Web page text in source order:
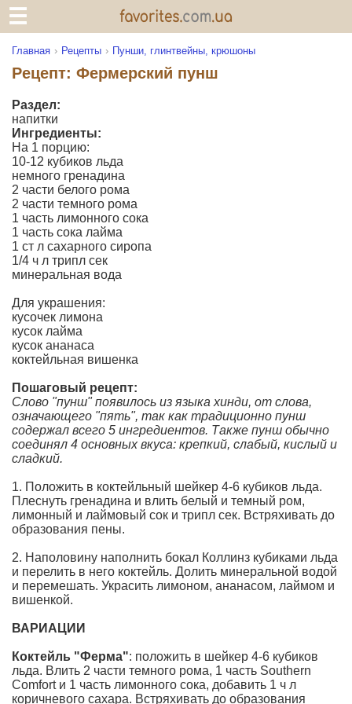
Главная Рецепты Пунши, глинтвейны, крюшоны
Рецепт: Фермерский пунш
Раздел:
напитки
Ингредиенты:
На 1 порцию:
10-12 кубиков льда
немного гренадина
2 части белого рома
2 части темного рома
1 часть лимонного сока
1 часть сока лайма
1 ст л сахарного сиропа
1/4 ч л трипл сек
минеральная вода
Для украшения:
кусочек лимона
кусок лайма
кусок ананаса
коктейльная вишенка
Пошаговый рецепт:
Слово "пунш" появилось из языка хинди, от слова,
означающего "пять", так как традиционно пунш
содержал всего 5 ингредиентов. Также пунш обычно
соединял 4 основных вкуса: крепкий, слабый, кислый и
сладкий.
1. Положить в коктейльный шейкер 4-6 кубиков льда.
Плеснуть гренадина и влить белый и темный ром,
лимонный и лаймовый сок и трипл сек. Встряхивать до
образования пены.
2. Наполовину наполнить бокал Коллинз кубиками льда
и перелить в него коктейль. Долить минеральной водой
и перемешать. Украсить лимоном, ананасом, лаймом и
вишенкой.
ВАРИАЦИИ
Коктейль "Ферма": положить в шейкер 4-6 кубиков
льда. Влить 2 части темного рома, 1 часть Southern
Comfort и 1 часть лимонного сока, добавить 1 ч л
коричневого сахара. Встряхивать до образования